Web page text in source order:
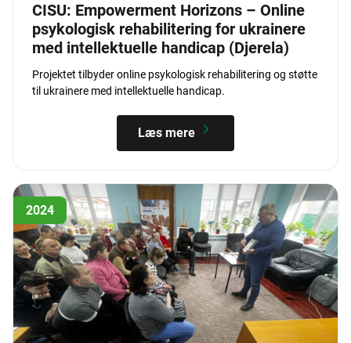
CISU: Empowerment Horizons – Online
psykologisk rehabilitering for ukrainere
med intellektuelle handicap (Djerela)
Projektet tilbyder online psykologisk rehabilitering og støtte
til ukrainere med intellektuelle handicap.
Læs mere
2024